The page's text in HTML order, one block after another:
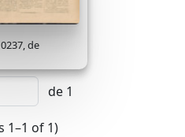
de
de 1
1–1 of 1)